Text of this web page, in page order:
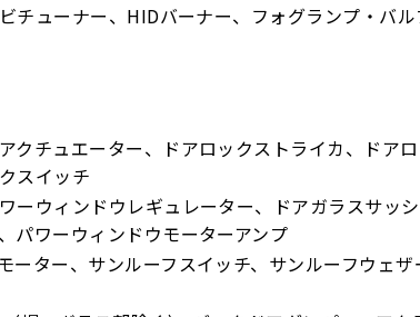
チューナー、HIDバーナー、フォグランプ・バ
クチュエーター、ドアロックストライカ、ドア
スイッチ
ーウィンドウレギュレーター、ドアガラスサッ
パワーウィンドウモーターアンプ
ーター、サンルーフスイッチ、サンルーフウェ